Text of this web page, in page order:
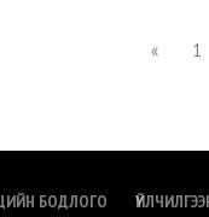
« 1
БОДЛОГО